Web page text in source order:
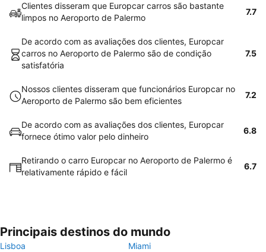
Clientes disseram que Europcar carros são bastante
limpos no Aeroporto de Palermo
7.7
De acordo com as avaliações dos clientes, Europcar
carros no Aeroporto de Palermo são de condição
satisfatória
7.5
Nossos clientes disseram que funcionários Europcar no
Aeroporto de Palermo são bem eficientes
7.2
De acordo com as avaliações dos clientes, Europcar
fornece ótimo valor pelo dinheiro
6.8
Retirando o carro Europcar no Aeroporto de Palermo é
relativamente rápido e fácil
6.7
Principais destinos do mundo
Lisboa
Miami